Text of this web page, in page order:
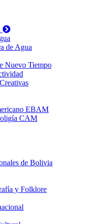
de Agua
Nuevo Tiempo
EBAM
CAM
de Bolivia
y Folklore